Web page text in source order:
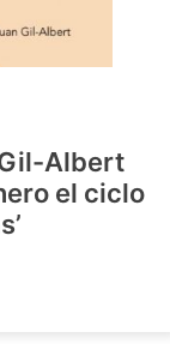
Albert
el ciclo